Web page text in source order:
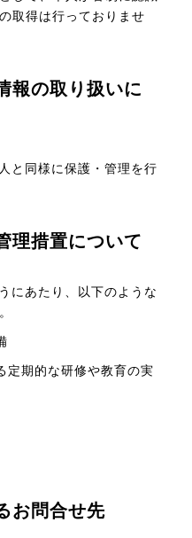
取得は行っておりませ
報の取り扱いに
と同様に保護・管理を行
理措置について
にあたり、以下のような
定期的な研修や教育の実
お問合せ先